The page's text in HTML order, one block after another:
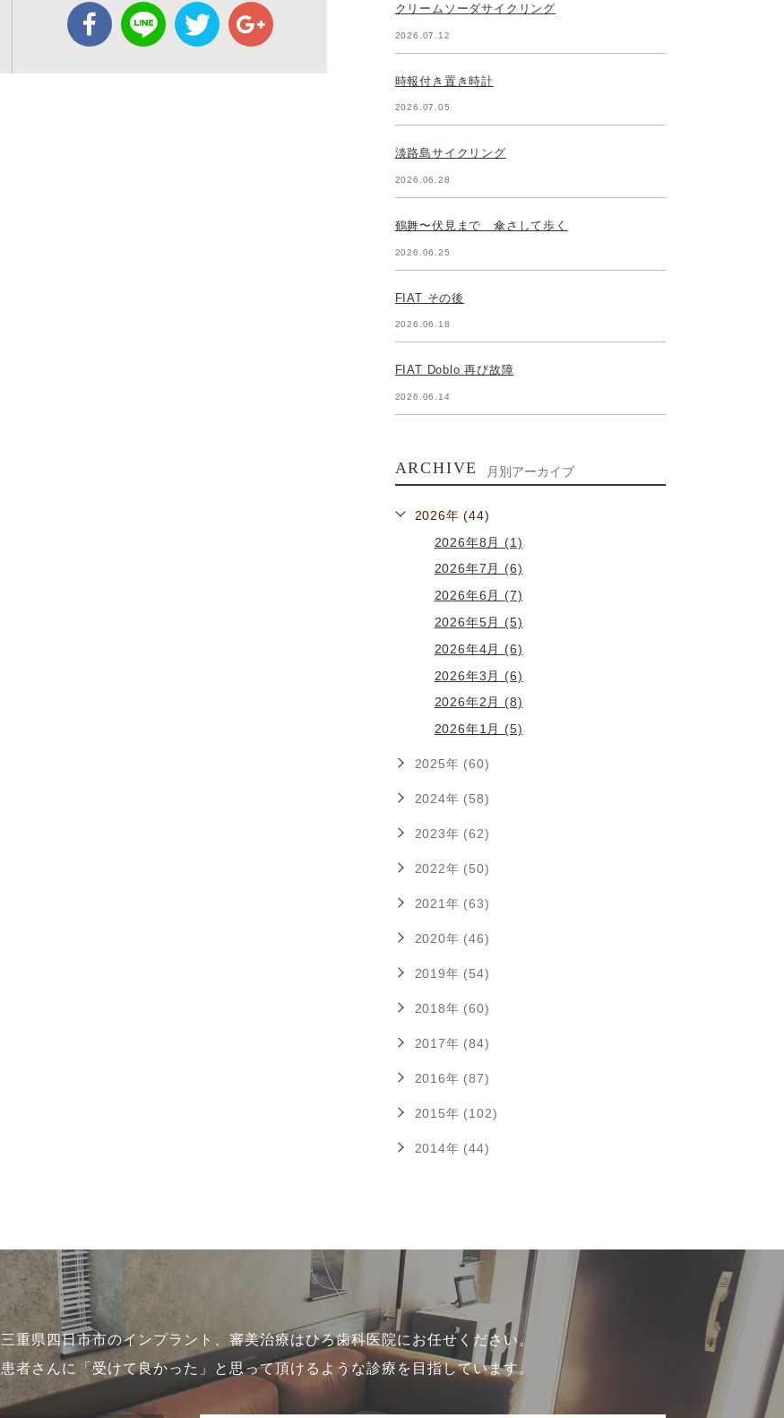
クリームソーダサイクリング
2026.07.12
時報付き置き時計
2026.07.05
淡路島サイクリング
2026.06.28
鶴舞〜伏見まで 傘さして歩く
2026.06.25
FIAT その後
2026.06.18
FIAT Doblo 再び故障
2026.06.14
ARCHIVE 月別アーカイブ
2026年 (44)
2026年8月 (1)
2026年7月 (6)
2026年6月 (7)
2026年5月 (5)
2026年4月 (6)
2026年3月 (6)
2026年2月 (8)
2026年1月 (5)
2025年 (60)
2024年 (58)
2023年 (62)
2022年 (50)
2021年 (63)
2020年 (46)
2019年 (54)
2018年 (60)
2017年 (84)
2016年 (87)
2015年 (102)
2014年 (44)
三重県四日市市のインプラント、審美治療はひろ歯科医院にお任せください。
患者さんに「受けて良かった」と思って頂けるような診療を目指しています。